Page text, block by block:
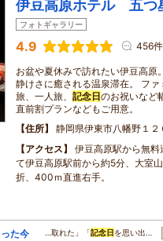
伊豆高原ホテル 五つ
フォトギャラリー
4.9 456件
お盆や夏休みで訪れたい伊豆高原
静けさに癒される温泉滞在。 フ
旅、一人旅、 記念日のお祝いなど
直前割プランなどもご用意。
住所
静岡県伊東市八幡野１２
アクセス
伊豆高原駅から無
て伊豆高原駅前から約5分、大室
折、400ｍ直進右手。
た今
…取れた」「記念日 を思い出…